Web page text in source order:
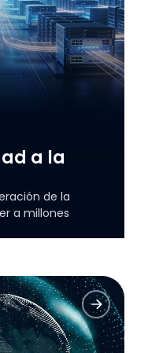
a la
de la
a millones